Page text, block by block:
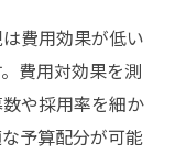
費用効果が低い
費用対効果を測
や採用率を細か
予算配分が可能